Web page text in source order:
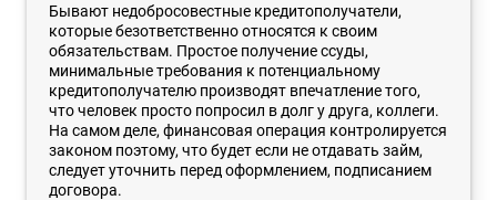
Бывают недобросовестные кредитополучатели,
которые безответственно относятся к своим
обязательствам. Простое получение ссуды,
минимальные требования к потенциальному
кредитополучателю производят впечатление того,
что человек просто попросил в долг у друга, коллеги.
На самом деле, финансовая операция контролируется
законом поэтому, что будет если не отдавать займ,
следует уточнить перед оформлением, подписанием
договора.